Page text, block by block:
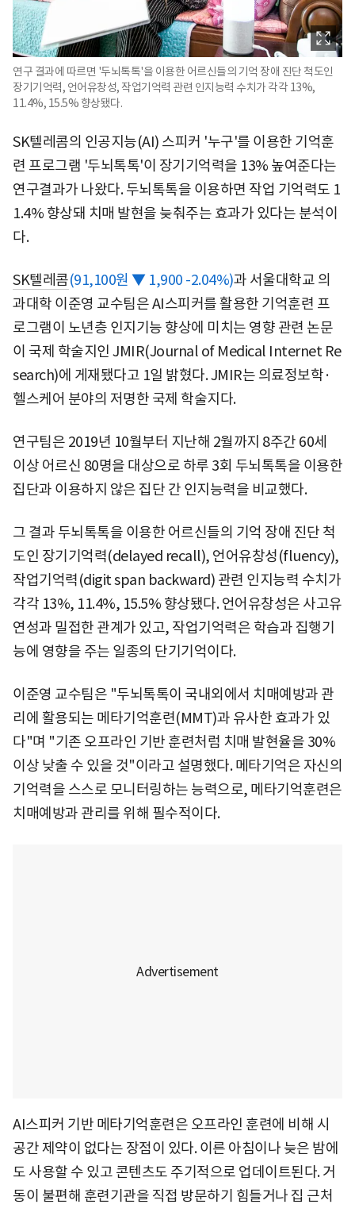
연구 결과에 따르면 '두뇌톡톡'을 이용한 어르신들의 기억 장애 진단 척도인
장기기억력, 언어유창성, 작업기억력 관련 인지능력 수치가 각각 13%,
11.4%, 15.5% 향상됐다.
SK텔레콤의 인공지능(AI) 스피커 '누구'를 이용한 기억훈
련 프로그램 '두뇌톡톡'이 장기기억력을 13% 높여준다는
연구결과가 나왔다. 두뇌톡톡을 이용하면 작업 기억력도 1
1.4% 향상돼 치매 발현을 늦춰주는 효과가 있다는 분석이
다.
SK텔레콤(91,100원 ▼ 1,900 -2.04%)과 서울대학교 의
과대학 이준영 교수팀은 AI스피커를 활용한 기억훈련 프
로그램이 노년층 인지기능 향상에 미치는 영향 관련 논문
이 국제 학술지인 JMIR(Journal of Medical Internet Re
search)에 게재됐다고 1일 밝혔다. JMIR는 의료정보학·
헬스케어 분야의 저명한 국제 학술지다.
연구팀은 2019년 10월부터 지난해 2월까지 8주간 60세
이상 어르신 80명을 대상으로 하루 3회 두뇌톡톡을 이용한
집단과 이용하지 않은 집단 간 인지능력을 비교했다.
그 결과 두뇌톡톡을 이용한 어르신들의 기억 장애 진단 척
도인 장기기억력(delayed recall), 언어유창성(fluency),
작업기억력(digit span backward) 관련 인지능력 수치가
각각 13%, 11.4%, 15.5% 향상됐다. 언어유창성은 사고유
연성과 밀접한 관계가 있고, 작업기억력은 학습과 집행기
능에 영향을 주는 일종의 단기기억이다.
이준영 교수팀은 "두뇌톡톡이 국내외에서 치매예방과 관
리에 활용되는 메타기억훈련(MMT)과 유사한 효과가 있
다"며 "기존 오프라인 기반 훈련처럼 치매 발현율을 30%
이상 낮출 수 있을 것"이라고 설명했다. 메타기억은 자신의
기억력을 스스로 모니터링하는 능력으로, 메타기억훈련은
치매예방과 관리를 위해 필수적이다.
AI스피커 기반 메타기억훈련은 오프라인 훈련에 비해 시
공간 제약이 없다는 장점이 있다. 이른 아침이나 늦은 밤에
도 사용할 수 있고 콘텐츠도 주기적으로 업데이트된다. 거
동이 불편해 훈련기관을 직접 방문하기 힘들거나 집 근처